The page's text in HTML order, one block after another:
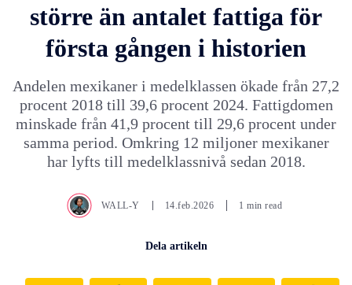
större än antalet fattiga för
första gången i historien
Andelen mexikaner i medelklassen ökade från 27,2
procent 2018 till 39,6 procent 2024. Fattigdomen
minskade från 41,9 procent till 29,6 procent under
samma period. Omkring 12 miljoner mexikaner
har lyfts till medelklassnivå sedan 2018.
WALL-Y 14.feb.2026 1 min read
Dela artikeln